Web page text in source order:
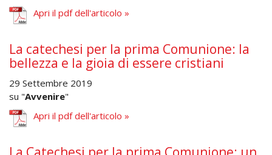
Apri il pdf dell'articolo »
La catechesi per la prima Comunione: la
bellezza e la gioia di essere cristiani
29 Settembre 2019
su "Avvenire"
Apri il pdf dell'articolo »